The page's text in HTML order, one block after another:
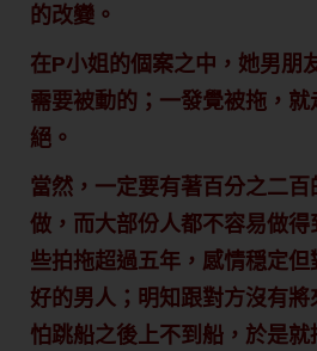
的改變。
在P小姐的個案之中，她男朋
需要被動的；一發覺被拖，
絕。
當然，一定要有著百分之二
做，而大部份人都不容易做
些拍拖超過五年，感情穏定
好的男人；明知跟對方沒有
怕跳船之後上不到船，於是就